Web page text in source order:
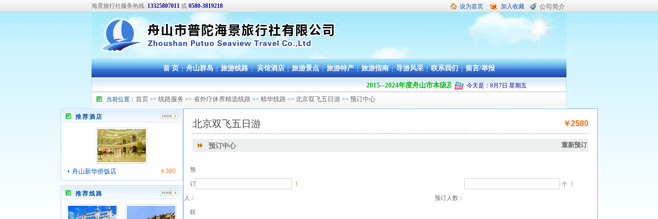
海景旅行社服务热线: 13325807011 或 0580-3819218 设为首页 加入收藏 公司简介
首 页 | 舟山群岛 | 旅游线路 | 宾馆酒店 | 旅游景点 | 旅游特产 | 旅游指南 | 导游风采 | 联系我们 | 留言/举报
2015--2024年度舟山市本级及普陀区机关企事业单位职工疗休养承办旅行社
今天是： 8月 7日 星期五
当前位置： 首页 >> 线路服务 >> 省外疗休养精选线路 >> 精华线路 >> 北京双飞五日游 >> 预订中心
推荐酒店
舟山新华侨饭店 ￥380
推荐线路
北京双飞五日游 ￥2580
预订中心 重新预订
预
订
人：
！
预订人数：
个 ！
联